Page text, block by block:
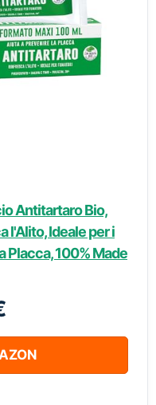
Antitartaro Bio,
l'Alito, Ideale per i
Placca, 100% Made